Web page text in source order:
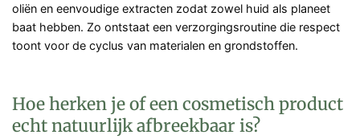
oliën en eenvoudige extracten zodat zowel huid als planeet
baat hebben. Zo ontstaat een verzorgingsroutine die respect
toont voor de cyclus van materialen en grondstoffen.
Hoe herken je of een cosmetisch product
echt natuurlijk afbreekbaar is?